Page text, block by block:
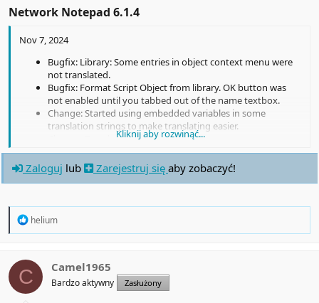
Network Notepad 6.1.4​
Nov 7, 2024
Bugfix: Library: Some entries in object context menu were
not translated.
Bugfix: Format Script Object from library. OK button was
not enabled until you tabbed out of the name textbox.
Change: Started using embedded variables in some
translation strings to make translating easier.
Change: Translation updates.
Kliknij aby rozwinąć...
Zaloguj lub Zarejestruj się aby zobaczyć!
R
t
i
o
helium
C Camel1965
Bardzo aktywny Zasłużony